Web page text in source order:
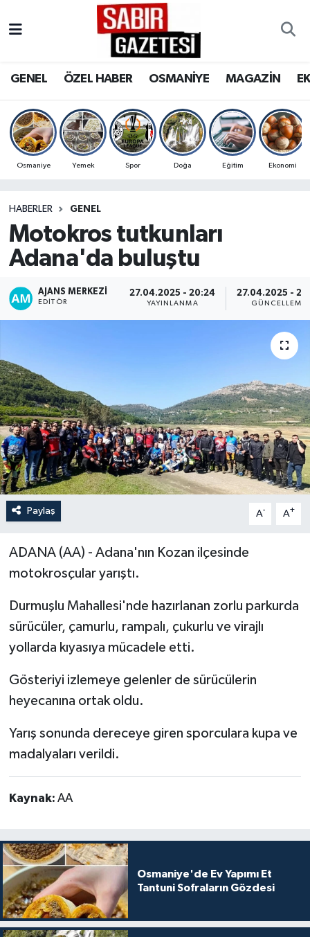
GENEL ÖZEL HABER OSMANİYE MAGAZİN
Osmaniye Yemek Spor Doğa Eğitim Ekonomi
HABERLER GENEL
Motokros tutkunları
Adana'da buluştu
AJANS MERKEZI
EDITÖR
27.04.2025 - 20:24
YAYINLANMA
27.04.2025 -
GÜNCELLEME
Paylaş A- A+
ADANA (AA) - Adana'nın Kozan ilçesinde
motokrosçular yarıştı.
Durmuşlu Mahallesi'nde hazırlanan zorlu parkurda
sürücüler, çamurlu, rampalı, çukurlu ve virajlı
yollarda kıyasıya mücadele etti.
Gösteriyi izlemeye gelenler de sürücülerin
heyecanına ortak oldu.
Yarış sonunda dereceye giren sporculara kupa ve
madalyaları verildi.
Kaynak: AA
Osmaniye'de Ev Yapımı Et
Tantuni Sofraların Gözdesi
OSMANİYE
MAGAZİN
SPOR
RESMİ İLANLAR
Osmaniye Nöbetçi Eczaneler
Osmaniye Trafik Yoğunluk Haritası
Süper Lig Puan Durumu ve Fikstür
Son Dakika Haberleri
Haber Arşivi